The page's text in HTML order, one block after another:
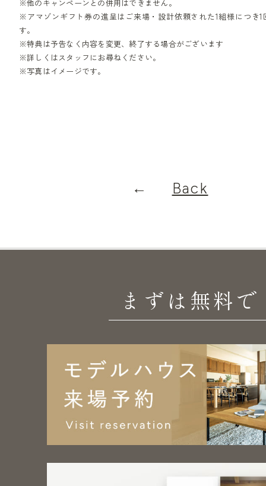
※他のキャンペーンとの併用はできません。
※アマゾンギフト券の進呈はご来場・設計依頼された1組様につき
す。
※特典は予告なく内容を変更、終了する場合がございます
※詳しくはスタッフにお尋ねください。
※写真はイメージです。
Back
まずは無料で